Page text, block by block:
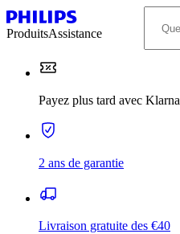
ProduitsAssistance
Payez plus tard avec Klarna
2 ans de garantie
Livraison gratuite des €40